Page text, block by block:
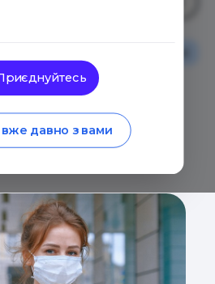
в когось з
коронавірус
давно з вами